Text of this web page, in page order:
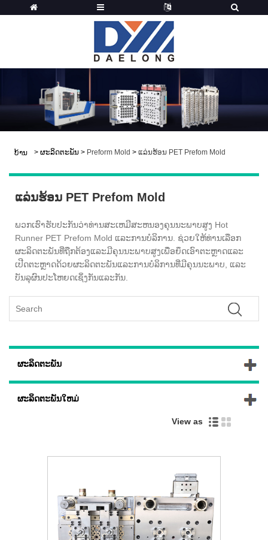
ບ້ານ > ຜະລິດຕະພັນ > Preform Mold > ແລ່ນຮ້ອນ PET Prefom Mold
ແລ່ນຮ້ອນ PET Prefom Mold
ພວກເຮົາຮັບປະກັນວ່າທ່ານສະເຫມີສະຫນອງຄຸນນະພາບສູງ Hot
Runner PET Prefom Mold ແລະການບໍລິການ. ຊ່ວຍໃຫ້ທ່ານເລືອກ
ຜະລິດຕະພັນທີ່ຖືກຕ້ອງແລະມີຄຸນນະພາບສູງເພື່ອຍຶດເອົາຕະຫຼາດແລະ
ເປີດຕະຫຼາດດ້ວຍຜະລິດຕະພັນແລະການບໍລິການທີ່ມີຄຸນນະພາບ, ແລະ
ບັນລຸຜົນປະໂຫຍດເຊິ່ງກັນແລະກັນ.
ຜະລິດຕະພັນ
ຜະລິດຕະພັນໃຫມ່
View as